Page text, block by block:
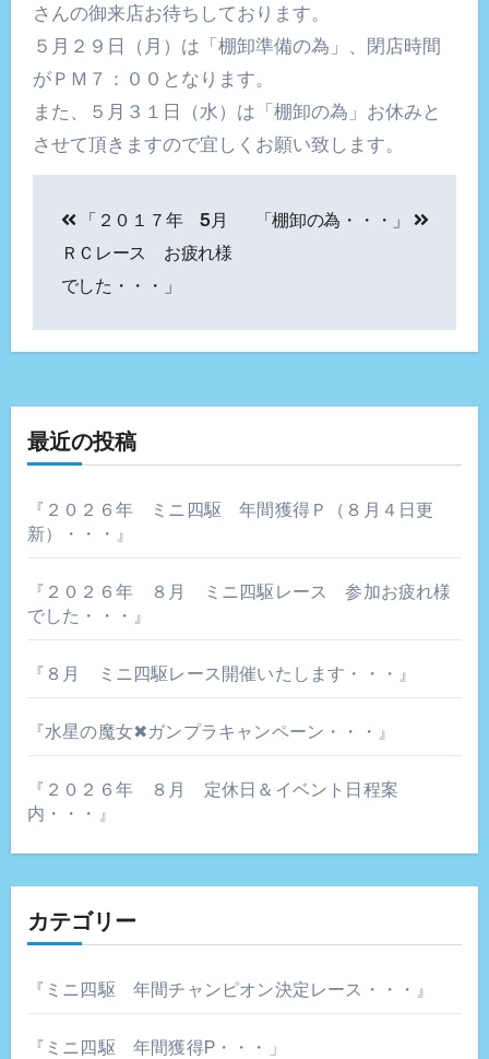
さんの御来店お待ちしております。
５月２９日（月）は「棚卸準備の為」、閉店時間
がＰＭ７：００となります。
また、５月３１日（水）は「棚卸の為」お休みと
させて頂きますので宜しくお願い致します。
稿
ナ
ビ
シ
ョ
ン
「２０１７年 5月
ＲＣレース お疲れ様
でした・・・」
「棚卸の為・・・」
最近の投稿
『２０２６年 ミニ四駆 年間獲得Ｐ（８月４日更
新）・・・』
『２０２６年 ８月 ミニ四駆レース 参加お疲れ様
でした・・・』
『８月 ミニ四駆レース開催いたします・・・』
『水星の魔女✖ガンプラキャンペーン・・・』
『２０２６年 ８月 定休日＆イベント日程案
内・・・』
カテゴリー
『ミニ四駆 年間チャンピオン決定レース・・・』
『ミニ四駆 年間獲得P・・・」